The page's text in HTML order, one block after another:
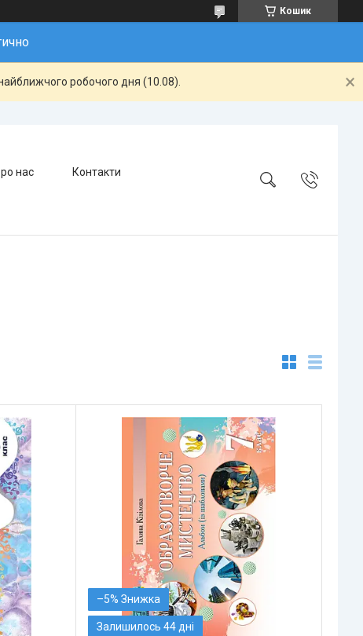
Кошик
робочого дня (10.08).
нас
Контакти
–5%
Залишилось 44 дні